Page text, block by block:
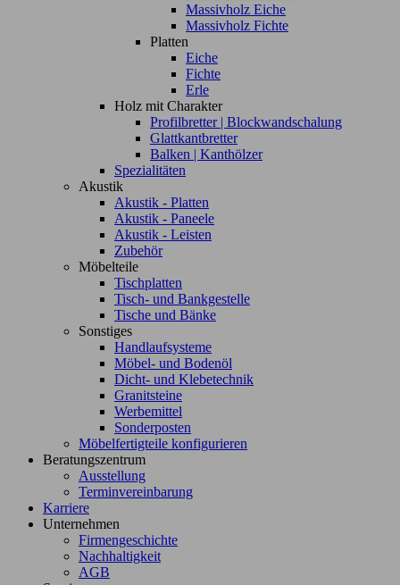
Massivholz Eiche
Massivholz Fichte
Platten
Eiche
Fichte
Erle
Holz mit Charakter
Profilbretter | Blockwandschalung
Glattkantbretter
Balken | Kanthölzer
Spezialitäten
Akustik
Akustik - Platten
Akustik - Paneele
Akustik - Leisten
Zubehör
Möbelteile
Tischplatten
Tisch- und Bankgestelle
Tische und Bänke
Sonstiges
Handlaufsysteme
Möbel- und Bodenöl
Dicht- und Klebetechnik
Granitsteine
Werbemittel
Sonderposten
Möbelfertigteile konfigurieren
Beratungszentrum
Ausstellung
Terminvereinbarung
Karriere
Unternehmen
Firmengeschichte
Nachhaltigkeit
AGB